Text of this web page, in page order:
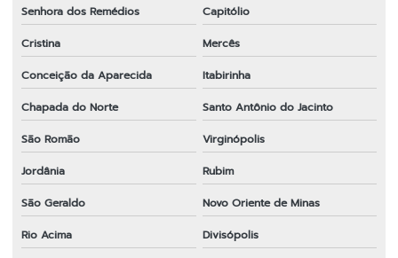
Senhora dos Remédios
Capitólio
Cristina
Mercês
Conceição da Aparecida
Itabirinha
Chapada do Norte
Santo Antônio do Jacinto
São Romão
Virginópolis
Jordânia
Rubim
São Geraldo
Novo Oriente de Minas
Rio Acima
Divisópolis